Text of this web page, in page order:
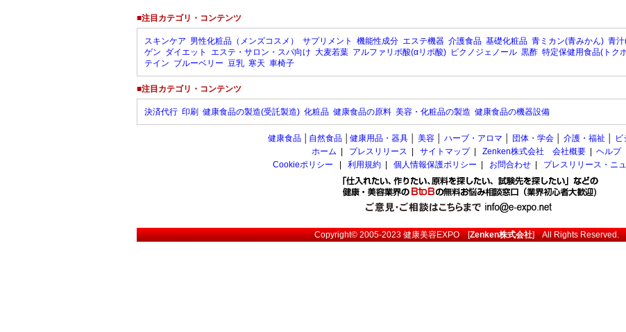
■注目カテゴリ・コンテンツ
スキンケア 男性化粧品（メンズコスメ） サプリメント 機能性成分 エステ機器 介護食品 基礎化粧品 青ミカン(青みかん) 青
ゲン ダイエット エステ・サロン・スパ向け 大麦若葉 アルファリポ酸(αリポ酸) ピクノジェノール 黒酢 特定保健用食品(トク
テイン ブルーベリー 豆乳 寒天 車椅子
■注目カテゴリ・コンテンツ
決済代行 印刷 健康食品の製造(受託製造) 化粧品 健康食品の原料 美容・化粧品の製造 健康食品の機器設備
健康食品 自然食品 健康用品・器具 美容 ハーブ・アロマ 団体・学会 介護・福祉
ビ
ホーム
プレスリリース サイトマップ| Zenken株式会社 会社概要
ヘルプ
Cookieポリシー
利用規約 個人情報保護ポリシー お問合わせ プレスリリース・ニ
Copyright© 2005-2023健康美容EXPO[Zenken株式会社] All Rights Reserved.